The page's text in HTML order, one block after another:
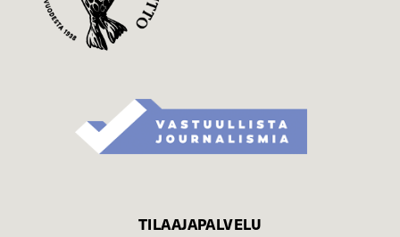
TILAAJAPALVELU